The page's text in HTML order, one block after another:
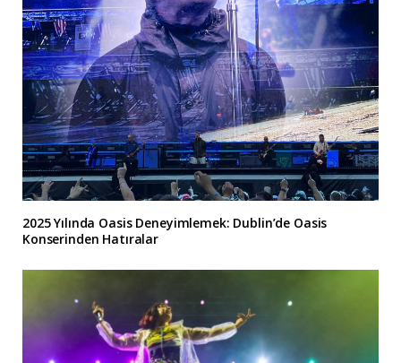
2025 Yılında Oasis Deneyimlemek: Dublin’de Oasis
Konserinden Hatıralar